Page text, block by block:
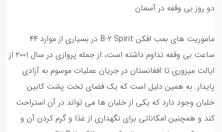
دو روز بی وقفه در آسمان
ماموریت های بمب افکن B-2 Spirit در بسیاری از موارد ۴۴
ساعت بی وقفه تداوم داشته است، از جمله پروازی در سال ۲۰۰۱ از
ایالت میزوری تا افغانستان در جریان عملیات موسوم به آزادی
پایدار. به همین دلیل است که یک فضای تخت پشت کابین
خلبان وجود دارد که یکی از خلبان ها می تواند در آن استراحت
کند و همچنین امکاناتی برای نگهداری از غذا و گرم کردن آن و